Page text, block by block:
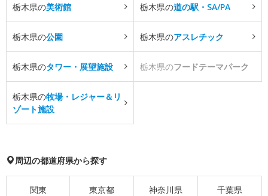
栃木県の美術館 栃木県の道の駅・SA/PA
栃木県の公園 栃木県のアスレチック
栃木県のタワー・展望施設 栃木県のフードテーマパーク
栃木県の牧場・レジャー＆リ
ゾート施設
周辺の都道府県から探す
関東 東京都 神奈川県 千葉県